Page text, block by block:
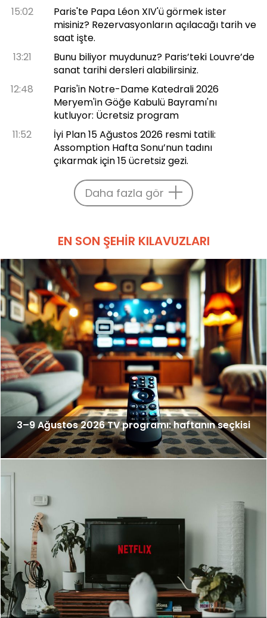
15:02
Paris'te Papa Léon XIV'ü görmek ister
misiniz? Rezervasyonların açılacağı tarih ve
saat işte.
13:21
Bunu biliyor muydunuz? Paris’teki Louvre’de
sanat tarihi dersleri alabilirsiniz.
12:48
Paris'in Notre-Dame Katedrali 2026
Meryem'in Göğe Kabulü Bayramı'nı
kutluyor: Ücretsiz program
11:52
İyi Plan 15 Ağustos 2026 resmi tatili:
Assomption Hafta Sonu’nun tadını
çıkarmak için 15 ücretsiz gezi.
Daha fazla gör
EN SON ŞEHIR KILAVUZLARI
3–9 Ağustos 2026 TV programı: haftanın seçkisi